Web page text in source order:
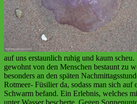
auf uns erstaunlich ruhig und kaum scheu.
gewohnt von den Menschen bestaunt zu
besonders an den späten
Rotmeer- Füsilier da, sodass man sich auf
Schwarm befand. Ein Erlebnis, welches
unter Wasser bescherte. Gegen